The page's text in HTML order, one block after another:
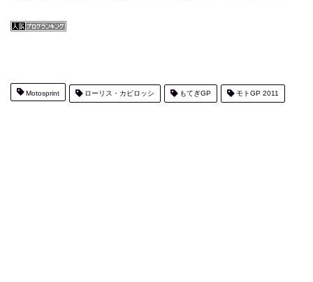
Motosprint ローリス・カピロッシ もてぎGP モトGP 2011